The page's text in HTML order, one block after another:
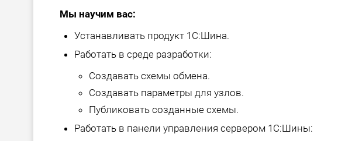
Мы научим вас:
Устанавливать продукт 1С:Шина.
Работать в среде разработки:
Создавать схемы обмена.
Создавать параметры для узлов.
Публиковать созданные схемы.
Работать в панели управления сервером 1С:Шины: